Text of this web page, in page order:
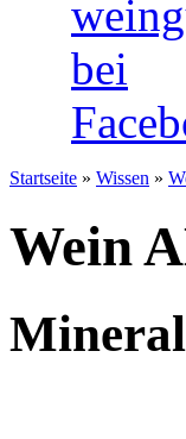
Startseite » Wissen »
Wein